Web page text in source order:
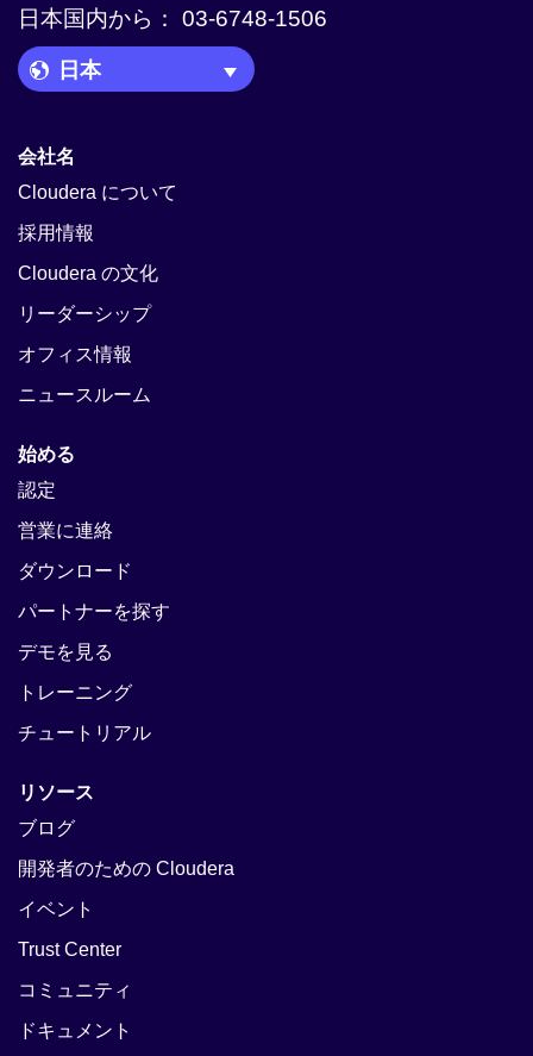
日本国内から： 03-6748-1506
Language Picker
会社名
Cloudera について
採用情報
Cloudera の文化
リーダーシップ
オフィス情報
ニュースルーム
始める
認定
営業に連絡
ダウンロード
パートナーを探す
デモを見る
トレーニング
チュートリアル
リソース
ブログ
開発者のための Cloudera
イベント
Trust Center
コミュニティ
ドキュメント